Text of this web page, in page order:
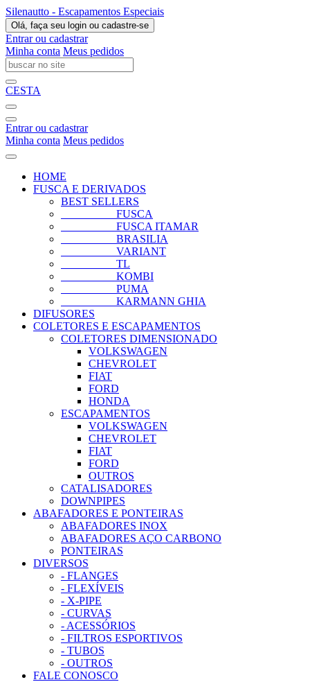
Silenautto - Escapamentos Especiais
Olá, faça seu login ou cadastre-se
Entrar ou cadastrar
Minha conta Meus pedidos
CESTA
Entrar ou cadastrar
Minha conta Meus pedidos
HOME
FUSCA E DERIVADOS
BEST SELLERS
FUSCA
FUSCA ITAMAR
BRASILIA
VARIANT
TL
KOMBI
PUMA
KARMANN GHIA
DIFUSORES
COLETORES E ESCAPAMENTOS
COLETORES DIMENSIONADO
VOLKSWAGEN
CHEVROLET
FIAT
FORD
HONDA
ESCAPAMENTOS
VOLKSWAGEN
CHEVROLET
FIAT
FORD
OUTROS
CATALISADORES
DOWNPIPES
ABAFADORES E PONTEIRAS
ABAFADORES INOX
ABAFADORES AÇO CARBONO
PONTEIRAS
DIVERSOS
- FLANGES
- FLEXÍVEIS
- X-PIPE
- CURVAS
- ACESSÓRIOS
- FILTROS ESPORTIVOS
- TUBOS
- OUTROS
FALE CONOSCO